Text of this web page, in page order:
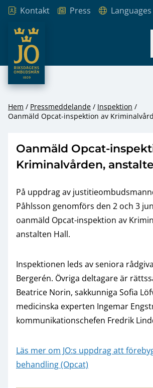
Hoppa till innehåll
Kontakt Press
Languages
JO – Riksdagens Ombudsmän
Hem Pressmeddelande
Inspektion
Oanmäld Opcat-inspektion av
Oanmäld Opcat-
Kriminalvården,
På uppdrag av
Påhlsson genomförs den 2 och 3
oanmäld Opcat-inspektion av
anstalten Hall.
Inspektionen leds av seniora
Bergerén. Övriga deltagare är
Beatrice Norin, sakkunniga Sofia
medicinska experten Ingemar
kommunikationschefen Fredrik
Läs mer om JO:s uppdrag att
behandling (Opcat)